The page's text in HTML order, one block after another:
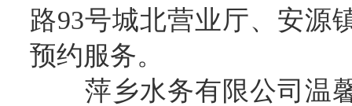
路93号城北营业厅、安源
预约服务。
萍乡水务有限公司温馨